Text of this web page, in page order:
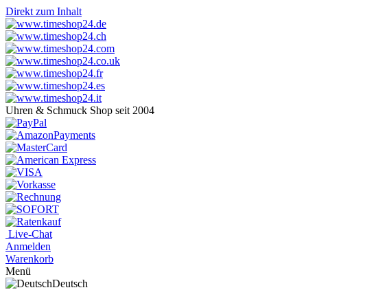
Direkt zum Inhalt
Uhren & Schmuck Shop seit 2004
Live-Chat
Anmelden
Warenkorb
Menü
Deutsch